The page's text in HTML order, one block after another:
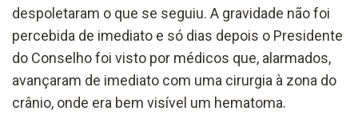
despoletaram o que se seguiu. A gravidade não foi
percebida de imediato e só dias depois o Presidente
do Conselho foi visto por médicos que, alarmados,
avançaram de imediato com uma cirurgia à zona do
crânio, onde era bem visível um hematoma.